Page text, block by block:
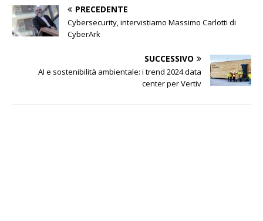
PRECEDENTE
Cybersecurity, intervistiamo Massimo Carlotti di
CyberArk
SUCCESSIVO
AI e sostenibilità ambientale: i trend 2024 data
center per Vertiv